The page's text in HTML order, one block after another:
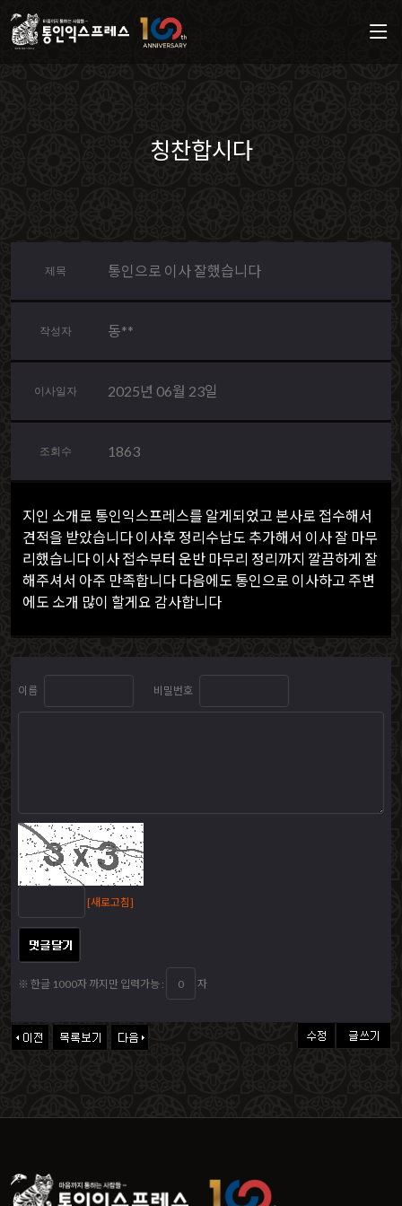
칭찬합시다
제목 통인으로 이사 잘했습니다
작성자 동**
이사일자 2025년 06월 23일
조회수 1863
지인 소개로 통인익스프레스를 알게되었고 본사로 접수해서
견적을 받았습니다 이사후 정리수납도 추가해서 이사 잘 마무
리했습니다 이사 접수부터 운반 마무리 정리까지 깔끔하게 잘
해주셔서 아주 만족합니다 다음에도 통인으로 이사하고 주변
에도 소개 많이 할게요 감사합니다
이름 비밀번호
[새로고침]
※ 한글 1000자 까지만 입력가능 : 자